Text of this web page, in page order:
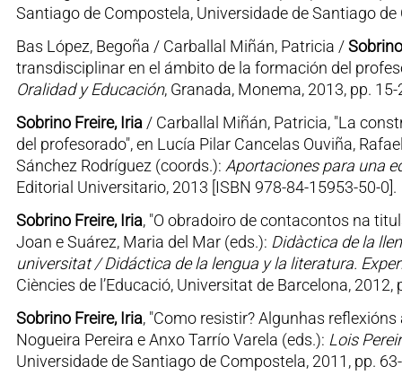
Santiago de Compostela, Universidade de Santiago
Bas López, Begoña / Carballal Miñán, Patricia /
transdisciplinar en el ámbito de la formación del
Oralidad y Educación, Granada, Monema, 2013, pp.
Sobrino Freire, Iria / Carballal Miñán, Patricia, "La
del profesorado", en Lucía Pilar Cancelas Ouviña,
Sánchez Rodríguez (coords.): Aportaciones para una
Editorial Universitario, 2013 [ISBN 978-84-15953-50-0].
Sobrino Freire, Iria, "O obradoiro de contacontos na
Joan e Suárez, Maria del Mar (eds.): Didàctica de la
universitat / Didáctica de la lengua y la literatura.
Ciències de l’Educació, Universitat de Barcelona, 2012,
Sobrino Freire, Iria, "Como resistir? Algunhas
Nogueira Pereira e Anxo Tarrío Varela (eds.): Lois
Universidade de Santiago de Compostela, 2011, pp.